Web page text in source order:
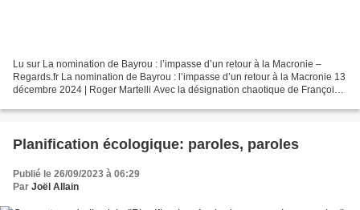
Lu sur La nomination de Bayrou : l’impasse d’un retour à la Macronie –
Regards.fr La nomination de Bayrou : l’impasse d’un retour à la Macronie 13
décembre 2024 | Roger Martelli Avec la désignation chaotique de François
Planification écologique: paroles, paroles
Publié le 26/09/2023 à 06:29
Par Joël Allain